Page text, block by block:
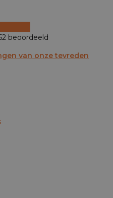
beoordeeld
van onze tevreden